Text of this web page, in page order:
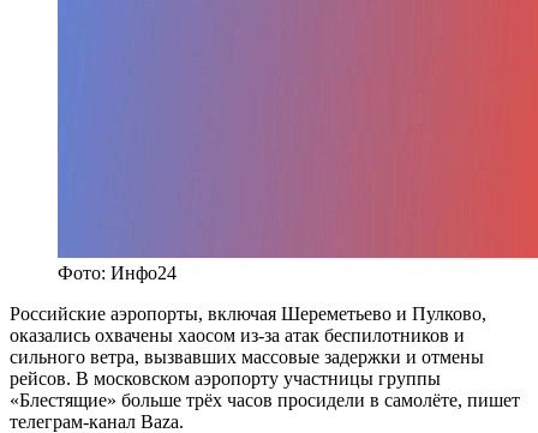
Фото: Инфо24
Российские аэропорты, включая Шереметьево и Пулково,
оказались охвачены хаосом из-за атак беспилотников и
сильного ветра, вызвавших массовые задержки и отмены
рейсов. В московском аэропорту участницы группы
«Блестящие» больше трёх часов просидели в самолёте, пишет
телеграм-канал Baza.